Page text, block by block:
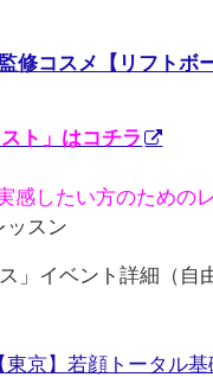
修コスメ【リフトボ
ト」はコチラ
感したい方のための
ッスン
」イベント詳細（自
東京】若顔トータル